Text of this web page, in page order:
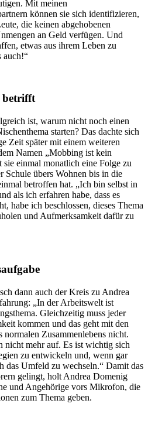
Mit meinen
können sie sich identifizieren,
die keinen abgehobenen
an Geld verfügen. Und
etwas aus ihrem Leben zu
auch!“
betrifft
ist, warum nicht noch einen
starten? Das dachte sich
Zeit später mit einem weiteren
Namen „Mobbing ist kein
einmal monatlich eine Folge zu
Schule übers Wohnen bis in die
betroffen hat. „Ich bin selbst in
als ich erfahren habe, dass es
habe ich beschlossen, dieses Thema
und Aufmerksamkeit dafür zu
dann auch der Kreis zu Andrea
„In der Arbeitswelt ist
Gleichzeitig muss jeder
kommen und das geht mit den
Zusammenlebens nicht.
mehr auf. Es ist wichtig sich
zu entwickeln und, wenn gar
das Umfeld zu wechseln.“ Damit das
gelingt, holt Andrea Domenig
und Angehörige vors Mikrofon, die
zum Thema geben.